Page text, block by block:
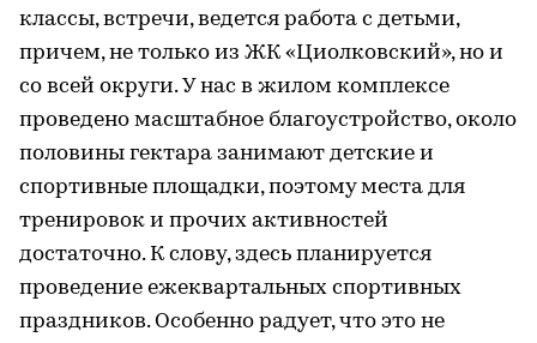
классы, встречи, ведется работа с детьми,
причем, не только из ЖК «Циолковский», но и
со всей округи. У нас в жилом комплексе
проведено масштабное благоустройство, около
половины гектара занимают детские и
спортивные площадки, поэтому места для
тренировок и прочих активностей
достаточно. К слову, здесь планируется
проведение ежеквартальных спортивных
праздников. Особенно радует, что это не